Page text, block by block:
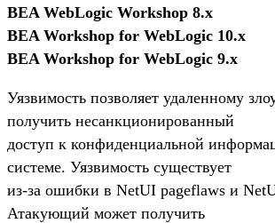
BEA WebLogic Workshop 8.x
BEA Workshop for WebLogic 10.x
BEA Workshop for WebLogic 9.x
Уязвимость позволяет удаленному
получить несанкционированный
доступ к конфиденциальной
системе. Уязвимость существует
из-за ошибки в NetUI pageflaws и
Атакующий может получить